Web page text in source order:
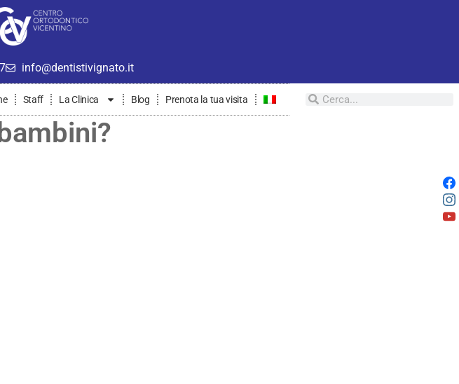
info@dentistivignato.it
Staff La Clinica Blog Prenota la tua visita